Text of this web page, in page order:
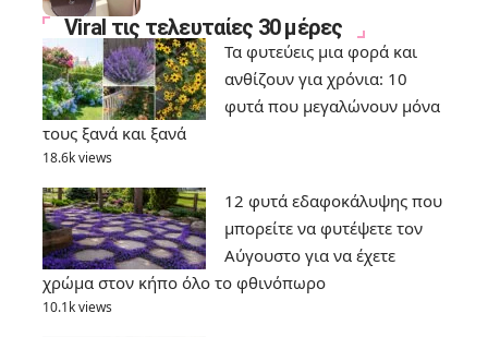
Viral τις τελευταίες 30 μέρες
Τα φυτεύεις μια φορά και
ανθίζουν για χρόνια: 10
φυτά που μεγαλώνουν μόνα
τους ξανά και ξανά
18.6k views
12 φυτά εδαφοκάλυψης που
μπορείτε να φυτέψετε τον
Αύγουστο για να έχετε
χρώμα στον κήπο όλο το φθινόπωρο
10.1k views